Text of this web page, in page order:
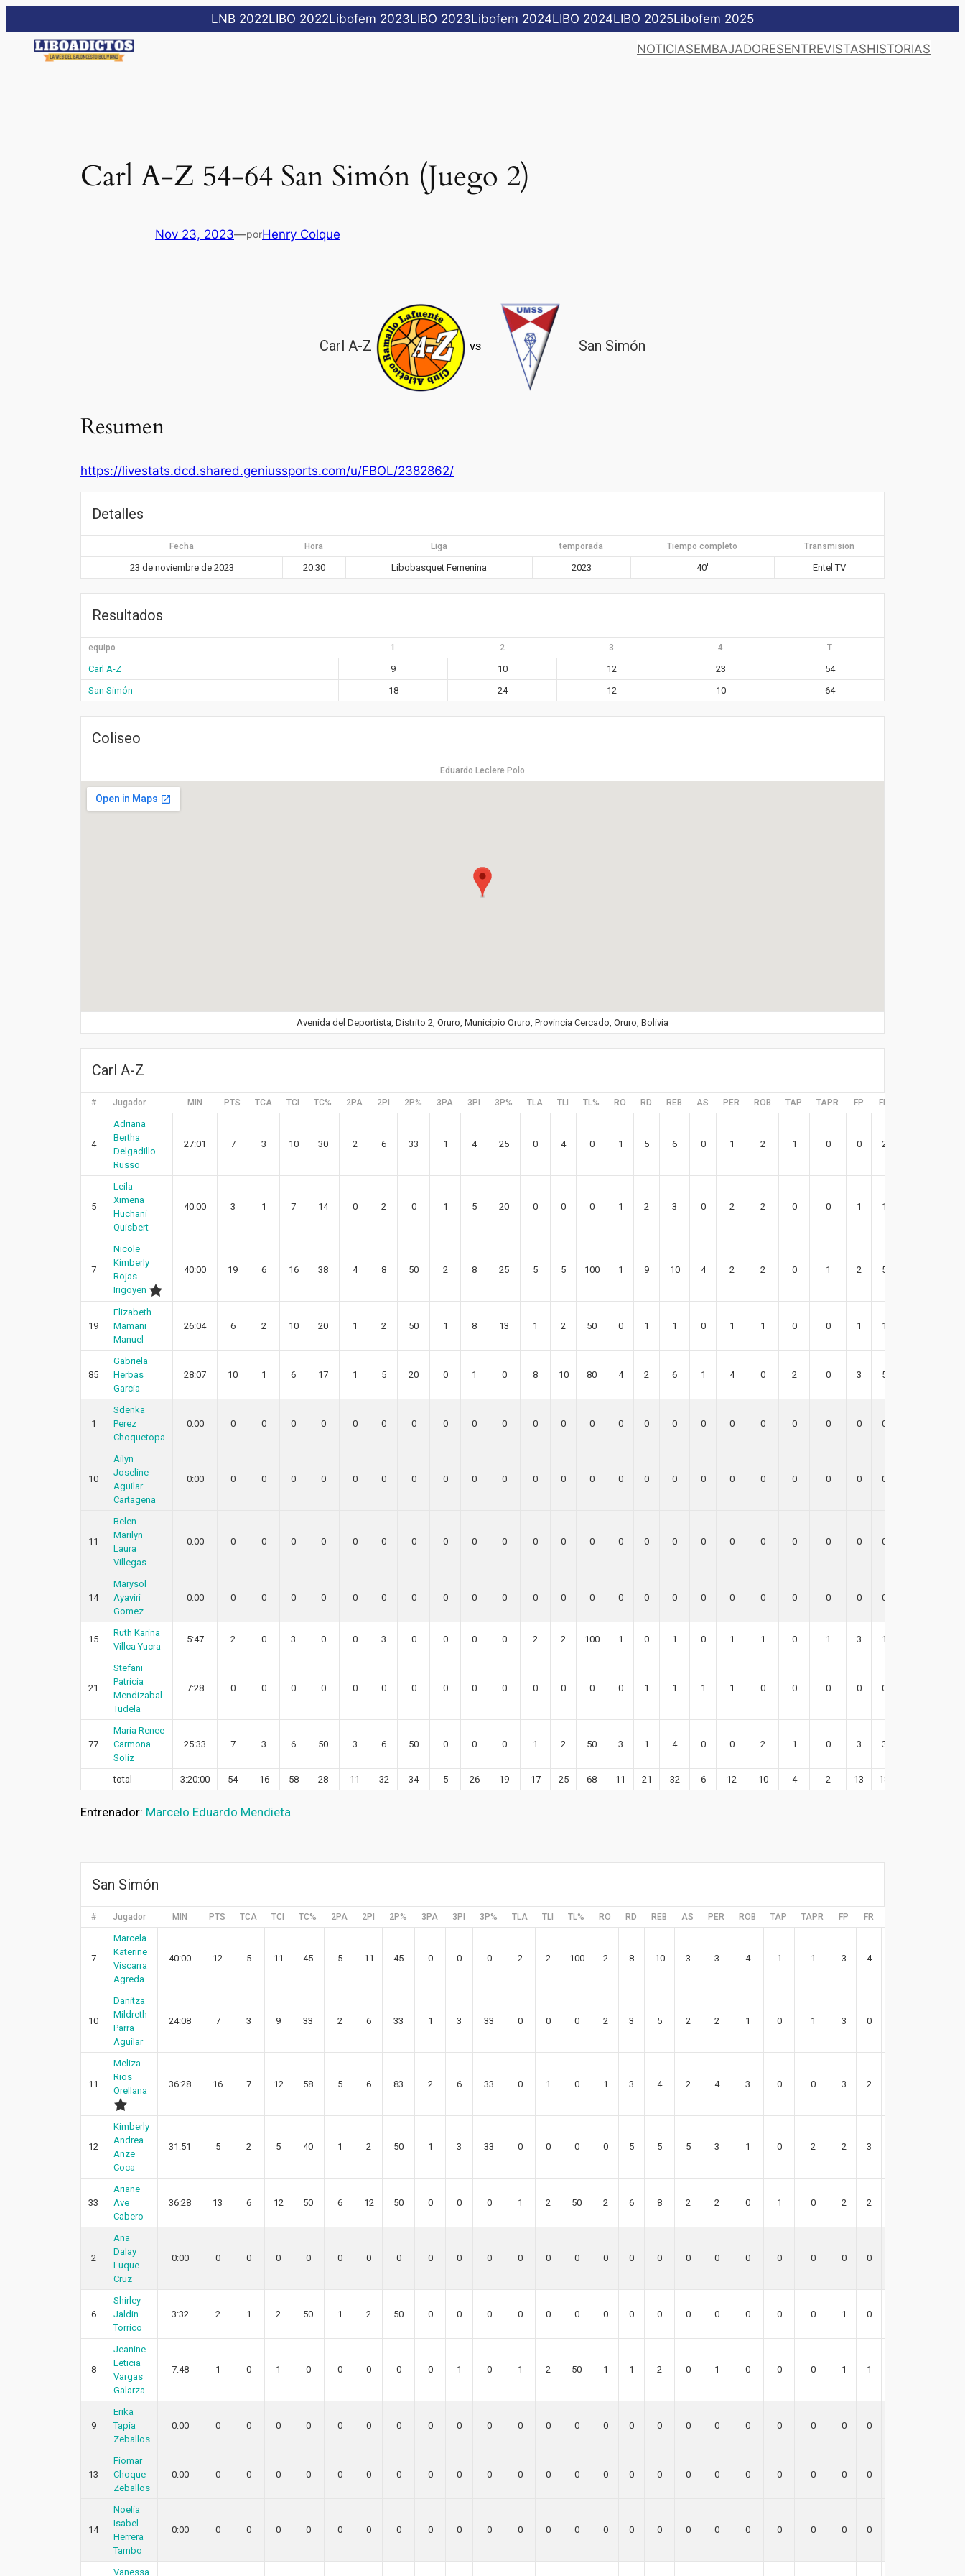
al
contenido
LNB 2022LIBO 2022Libofem 2023LIBO 2023Libofem 2024LIBO 2024LIBO 2025Libofem 2025
NOTICIASEMBAJADORESENTREVISTASHISTORIAS
Carl A-Z 54-64 San Simón (Juego 2)
Nov 23, 2023—porHenry Colque
Carl A-Z vs San Simón
Resumen
https://livestats.dcd.shared.geniussports.com/u/FBOL/2382862/
Detalles
Fecha Hora Liga temporada Tiempo completo Transmision
23 de noviembre de 2023 20:30 Libobasquet Femenina 2023 40′ Entel TV
Resultados
equipo 1 2 3 4 T
Carl A-Z 9 10 12 23
54
San Simón
18 24 12 10 64
Coliseo
Eduardo Leclere Polo
Avenida del Deportista, Distrito 2, Oruro, Municipio Oruro, Provincia Cercado, Oruro, Bolivia
Carl A-Z
# Jugador MIN PTS TCA TCI TC% 2PA 2PI 2P% 3PA 3PI 3P% TLA TLI TL% RO RD REB AS PER ROB TAP TAPR FP FR
4
Adriana
Bertha
Delgadillo
Russo
27:01 7 3 10 30 2 6 33 1 4 25 0 4 0 1 5 6 0 1 2 1 0 0 2
5
Leila
Ximena
Huchani
Quisbert
40:00 3 1 7 14 0 2 0 1 5 20 0 0 0 1 2 3 0 2 2 0 0 1 1
7
Nicole
Kimberly
Rojas
Irigoyen
40:00 19 6 16 38 4 8 50 2 8 25 5 5 100 1 9 10 4 2 2 0 1 2 5
19
Elizabeth
Mamani
Manuel
26:04 6 2 10 20 1 2 50 1 8 13 1 2 50 0 1 1 0 1 1 0 0 1 1
85
Gabriela
Herbas
Garcia
28:07 10 1 6 17 1 5 20 0 1 0 8 10 80 4 2 6 1 4 0 2 0 3 5
1
Sdenka
Perez
Choquetopa
0:00 0 0 0 0 0 0 0 0 0 0 0 0 0 0 0 0 0 0 0 0 0 0 0
10
Ailyn
Joseline
Aguilar
Cartagena
0:00 0 0 0 0 0 0 0 0 0 0 0 0 0 0 0 0 0 0 0 0 0 0 0
11
Belen
Marilyn
Laura
Villegas
0:00 0 0 0 0 0 0 0 0 0 0 0 0 0 0 0 0 0 0 0 0 0 0 0
14
Marysol
Ayaviri
Gomez
0:00 0 0 0 0 0 0 0 0 0 0 0 0 0 0 0 0 0 0 0 0 0 0 0
15
Ruth Karina
Villca Yucra
5:47 2 0 3 0 0 3 0 0 0 0 2 2 100 1 0 1 0 1 1 0 1 3 1
21
Stefani
Patricia
Mendizabal
Tudela
7:28 0 0 0 0 0 0 0 0 0 0 0 0 0 0 1 1 1 1 0 0 0 0 0
77
Maria Renee
Carmona
Soliz
25:33 7 3 6 50 3 6 50 0 0 0 1 2 50 3 1 4 0 0 2 1 0 3 3
total 3:20:00 54 16 58 28 11 32 34 5 26 19 17 25 68 11 21 32 6 12 10 4 2 13 18
Entrenador: Marcelo Eduardo Mendieta
San Simón
# Jugador MIN PTS TCA TCI TC% 2PA 2PI 2P% 3PA 3PI 3P% TLA TLI TL% RO RD REB AS PER ROB TAP TAPR FP FR
7
Marcela
Katerine
Viscarra
Agreda
40:00 12 5 11 45 5 11 45 0 0 0 2 2 100 2 8 10 3 3 4 1 1 3 4
10
Danitza
Mildreth
Parra
Aguilar
24:08 7 3 9 33 2 6 33 1 3 33 0 0 0 2 3 5 2 2 1 0 1 3 0
11
Meliza
Rios
Orellana
36:28 16 7 12 58 5 6 83 2 6 33 0 1 0 1 3 4 2 4 3 0 0 3 2
12
Kimberly
Andrea
Anze
Coca
31:51 5 2 5 40 1 2 50 1 3 33 0 0 0 0 5 5 5 3 1 0 2 2 3
33
Ariane
Ave
Cabero
36:28 13 6 12 50 6 12 50 0 0 0 1 2 50 2 6 8 2 2 0 1 0 2 2
2
Ana
Dalay
Luque
Cruz
0:00 0 0 0 0 0 0 0 0 0 0 0 0 0 0 0 0 0 0 0 0 0 0 0
6
Shirley
Jaldin
Torrico
3:32 2 1 2 50 1 2 50 0 0 0 0 0 0 0 0 0 0 0 0 0 0 1 0
8
Jeanine
Leticia
Vargas
Galarza
7:48 1 0 1 0 0 0 0 0 1 0 1 2 50 1 1 2 0 1 0 0 0 1 1
9
Erika
Tapia
Zeballos
0:00 0 0 0 0 0 0 0 0 0 0 0 0 0 0 0 0 0 0 0 0 0 0 0
13
Fiomar
Choque
Zeballos
0:00 0 0 0 0 0 0 0 0 0 0 0 0 0 0 0 0 0 0 0 0 0 0 0
14
Noelia
Isabel
Herrera
Tambo
0:00 0 0 0 0 0 0 0 0 0 0 0 0 0 0 0 0 0 0 0 0 0 0 0
Vanessa